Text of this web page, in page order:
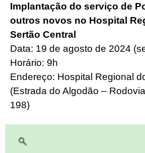
Implantação do serviço de
outros novos no Hospital
Sertão Central
Data: 19 de agosto de 2024
Horário: 9h
Endereço: Hospital Regional
(Estrada do Algodão –
198)